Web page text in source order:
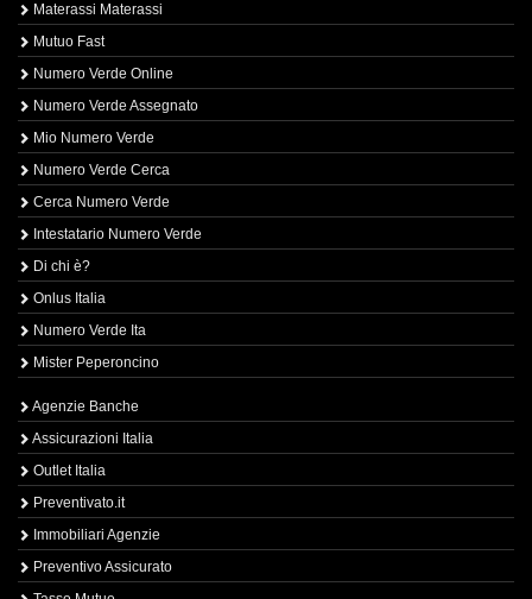
Materassi Materassi
Mutuo Fast
Numero Verde Online
Numero Verde Assegnato
Mio Numero Verde
Numero Verde Cerca
Cerca Numero Verde
Intestatario Numero Verde
Di chi è?
Onlus Italia
Numero Verde Ita
Mister Peperoncino
Agenzie Banche
Assicurazioni Italia
Outlet Italia
Preventivato.it
Immobiliari Agenzie
Preventivo Assicurato